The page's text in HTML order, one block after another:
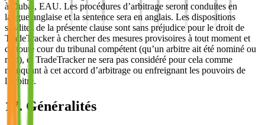
à Dubai, EAU. Les procédures d’arbitrage seront conduites en
langue anglaise et la sentence sera en anglais. Les dispositions
susdites de la présente clause sont sans préjudice pour le droit de
TradeTracker à chercher des mesures provisoires à tout moment et
de toute cour du tribunal compétent (qu’un arbitre ait été nominé ou
non), et TradeTracker ne sera pas considéré pour cela comme
manquant à cet accord d’arbitrage ou enfreignant les pouvoirs de
l’arbitre.
17. Généralités